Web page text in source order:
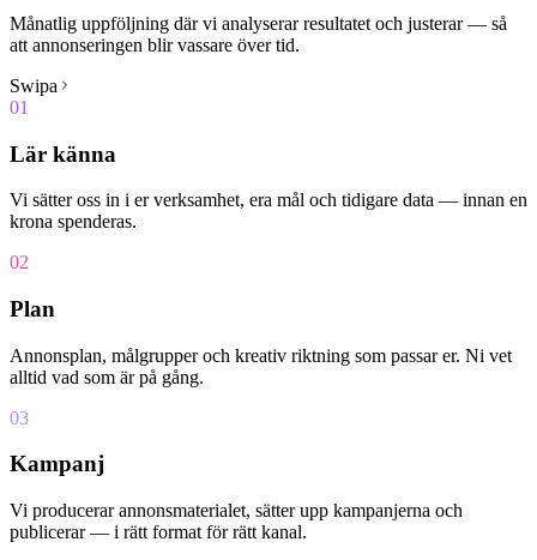
Månatlig uppföljning där vi analyserar resultatet och justerar — så
att annonseringen blir vassare över tid.
Swipa
01
Lär känna
Vi sätter oss in i er verksamhet, era mål och tidigare data — innan en
krona spenderas.
02
Plan
Annonsplan, målgrupper och kreativ riktning som passar er. Ni vet
alltid vad som är på gång.
03
Kampanj
Vi producerar annonsmaterialet, sätter upp kampanjerna och
publicerar — i rätt format för rätt kanal.